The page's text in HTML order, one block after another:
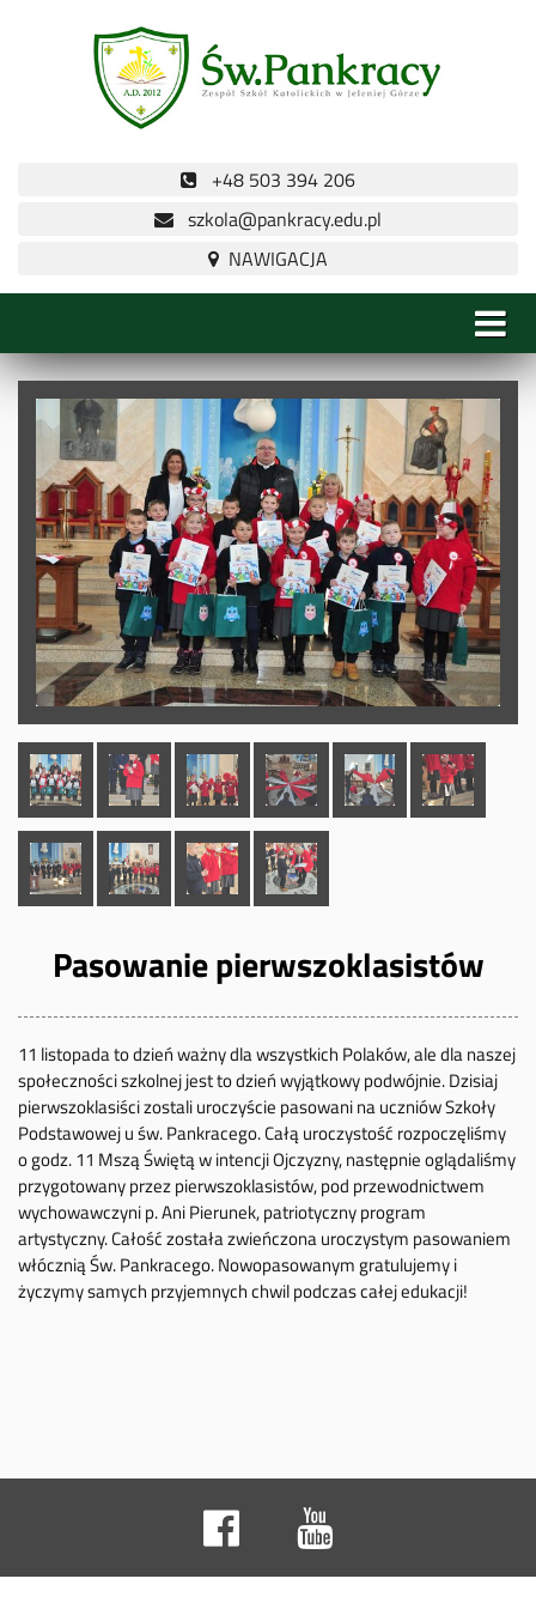
+48 503 394 206
szkola@pankracy.edu.pl
Pasowanie pierwszoklasistów
11 listopada to dzień ważny dla wszystkich Polaków, ale dla naszej
społeczności szkolnej jest to dzień wyjątkowy podwójnie. Dzisiaj
pierwszoklasiści zostali uroczyście pasowani na uczniów Szkoły
Podstawowej u św. Pankracego. Całą uroczystość rozpoczęliśmy
o godz. 11 Mszą Świętą w intencji Ojczyzny, następnie oglądaliśmy
przygotowany przez pierwszoklasistów, pod przewodnictwem
wychowawczyni p. Ani Pierunek, patriotyczny program
artystyczny. Całość została zwieńczona uroczystym pasowaniem
włócznią Św. Pankracego. Nowopasowanym gratulujemy i
życzymy samych przyjemnych chwil podczas całej edukacji!